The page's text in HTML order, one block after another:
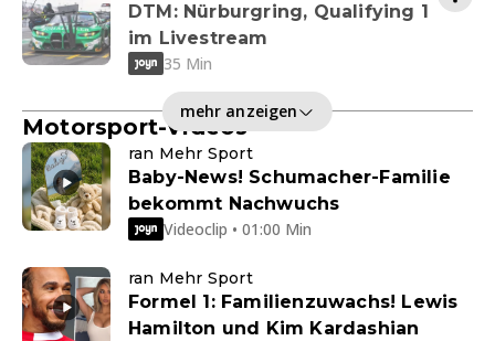
DTM: Nürburgring, Qualifying 1
im Livestream
35 Min
mehr anzeigen
Motorsport-Videos
ran Mehr Sport
Baby-News! Schumacher-Familie
bekommt Nachwuchs
Videoclip • 01:00 Min
ran Mehr Sport
Formel 1: Familienzuwachs! Lewis
Hamilton und Kim Kardashian